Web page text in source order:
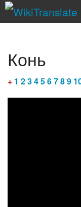
Конь
+ 1 23456789